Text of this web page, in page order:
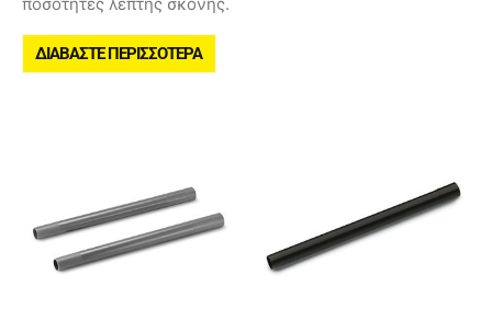
ποσότητες λεπτής σκόνης.
ΔΙΑΒΆΣΤΕ ΠΕΡΙΣΣΌΤΕΡΑ